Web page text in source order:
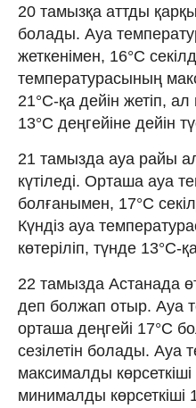
20 тамызқа аттды
болады. Ауа
жеткенімен, 16°C
температурасының
21°C-қа дейін жетіп,
13°C деңгейіне дейін
21 тамызда ауа райы
күтіледі. Орташа ауа
болғанымен, 17°C
Күндіз ауа
көтеріліп, түнде 13°C-
22 тамызда Астанада
деп болжап отыр. Ауа
орташа деңгейі 17°C
сезілетін болады. Ауа
максималды
минималды көрсеткіші